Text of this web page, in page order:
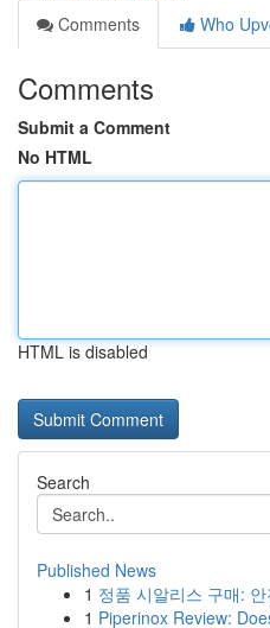
Comments
Who
Comments
Submit a Comment
No HTML
HTML is disabled
Search
Published News
1 정품 시알리스 구매:
1 Piperinox Review: